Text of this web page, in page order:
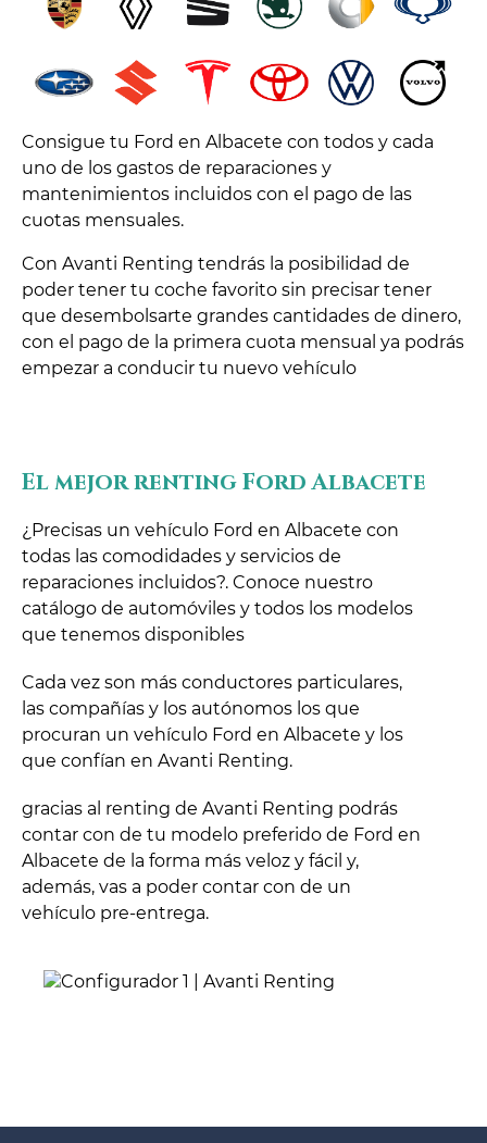
Consigue tu Ford en Albacete con todos y cada
uno de los gastos de reparaciones y
mantenimientos incluidos con el pago de las
cuotas mensuales.
Con Avanti Renting tendrás la posibilidad de
poder tener tu coche favorito sin precisar tener
que desembolsarte grandes cantidades de dinero,
con el pago de la primera cuota mensual ya podrás
empezar a conducir tu nuevo vehículo
El mejor renting Ford Albacete
¿Precisas un vehículo Ford en Albacete con
todas las comodidades y servicios de
reparaciones incluidos?. Conoce nuestro
catálogo de automóviles y todos los modelos
que tenemos disponibles
Cada vez son más conductores particulares,
las compañías y los autónomos los que
procuran un vehículo Ford en Albacete y los
que confían en Avanti Renting.
gracias al renting de Avanti Renting podrás
contar con de tu modelo preferido de Ford en
Albacete de la forma más veloz y fácil y,
además, vas a poder contar con de un
vehículo pre-entrega.